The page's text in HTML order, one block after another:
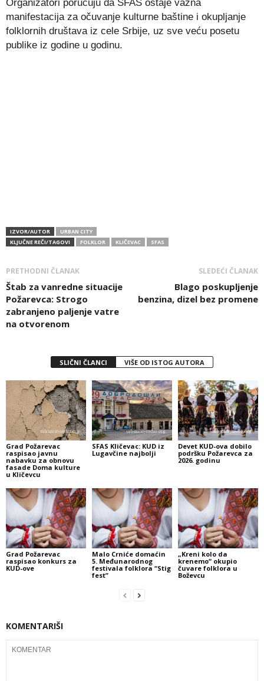
Organizatori poručuju da SFAS ostaje važna
manifestacija za očuvanje kulturne baštine i okupljanje
folklornih društava iz cele Srbije, uz sve veću posetu
publike iz godine u godinu.
IZVOR/AUTOR
URBAN CITY
KLJUČNE REČI/TAGOVI
FOLKLOR KLIČEVAC SFAS
PRETHODNI ČLANAK
Štab za vanredne situacije
Požarevca: Strogo
zabranjeno paljenje vatre
na otvorenom
SLEDEĆI ČLANAK
Blago poskupljenje
benzina, dizel bez promene
SLIČNI ČLANCI VIŠE OD ISTOG AUTORA
Grad Požarevac
raspisao javnu
nabavku za obnovu
fasade Doma kulture
u Kličevcu
SFAS Kličevac: KUD iz
Lugavčine najbolji
Devet KUD-ova dobilo
podršku Požarevca za
2026. godinu
Grad Požarevac
raspisao konkurs za
KUD-ove
Malo Crniće domaćin
5. Međunarodnog
festivala folklora “Stig
fest”
„Kreni kolo da
krenemo“ okupio
čuvare folklora u
Boževcu
KOMENTARIŠI